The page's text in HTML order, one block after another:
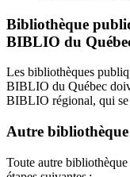
Bibliothèque
BIBLIO du
Les bibliothèques
BIBLIO du Québec
BIBLIO régional, qui se
Autre
Toute autre